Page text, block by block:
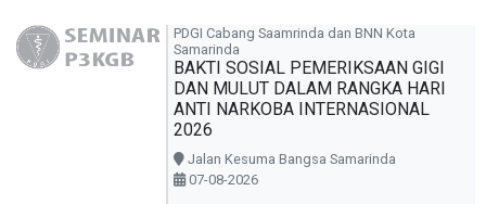
PDGI Cabang Saamrinda dan BNN Kota
Samarinda
BAKTI SOSIAL PEMERIKSAAN GIGI
DAN MULUT DALAM RANGKA HARI
ANTI NARKOBA INTERNASIONAL
2026
Jalan Kesuma Bangsa Samarinda